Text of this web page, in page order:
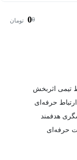
0
0 تومان
تیمی اثربخش
حرفه‌ای
هدفمند
حرفه‌ای